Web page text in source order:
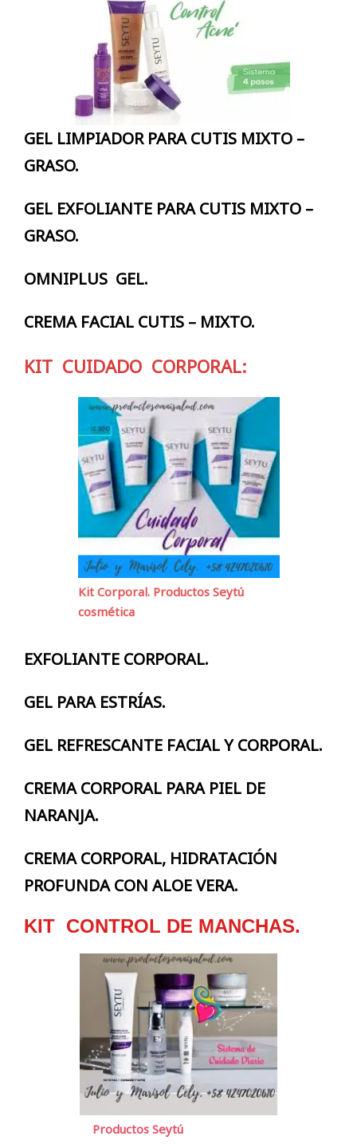
GEL LIMPIADOR PARA CUTIS MIXTO –
GRASO.
GEL EXFOLIANTE PARA CUTIS MIXTO –
GRASO.
OMNIPLUS GEL.
CREMA FACIAL CUTIS – MIXTO.
KIT CUIDADO CORPORAL:
Kit Corporal. Productos Seytú
cosmética
EXFOLIANTE CORPORAL.
GEL PARA ESTRÍAS.
GEL REFRESCANTE FACIAL Y CORPORAL.
CREMA CORPORAL PARA PIEL DE
NARANJA.
CREMA CORPORAL, HIDRATACIÓN
PROFUNDA CON ALOE VERA.
KIT CONTROL DE MANCHAS.
Productos Seytú